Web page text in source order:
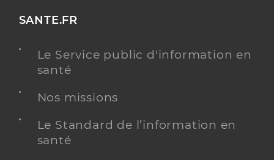
SANTE.FR
Le Service public d'information en
santé
Nos missions
Le Standard de l’information en
santé